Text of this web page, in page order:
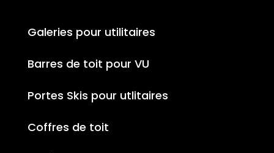
Galeries pour utilitaires
Barres de toit pour VU
Portes Skis pour utlitaires
Coffres de toit